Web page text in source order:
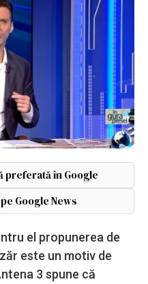
preferată în Google
Google News
el propunerea de
este un motiv de
3 spune că